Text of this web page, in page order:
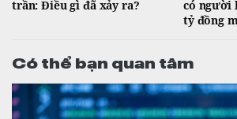
trần: Điều gì đã xảy ra?
có người
tỷ đồng
Có thể bạn quan tâm